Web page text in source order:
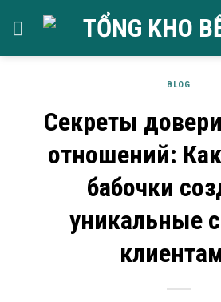
BLOG
Секреты
отношений:
бабочки
уникальные